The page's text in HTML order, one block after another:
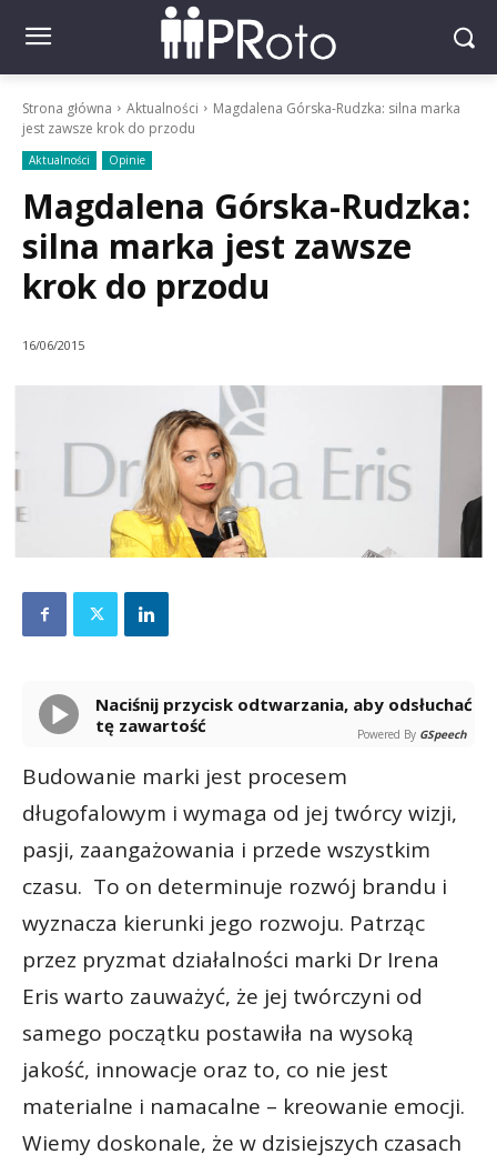
Strona główna Aktualności
Magdalena Górska-Rudzka: silna marka
jest zawsze krok do przodu
Aktualności Opinie
Magdalena Górska-Rudzka:
silna marka jest zawsze
krok do przodu
16/06/2015
Naciśnij przycisk odtwarzania, aby odsłuchać
tę zawartość
Powered By GSpeech
Budowanie marki jest procesem
długofalowym i wymaga od jej twórcy wizji,
pasji, zaangażowania i przede wszystkim
czasu. To on determinuje rozwój brandu i
wyznacza kierunki jego rozwoju. Patrząc
przez pryzmat działalności marki Dr Irena
Eris warto zauważyć, że jej twórczyni od
samego początku postawiła na wysoką
jakość, innowacje oraz to, co nie jest
materialne i namacalne – kreowanie emocji.
Wiemy doskonale, że w dzisiejszych czasach